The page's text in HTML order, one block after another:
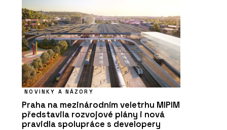
NOVINKY A NÁZORY
Praha na mezinárodním veletrhu MIPIM
představila rozvojové plány i nová
pravidla spolupráce s developery